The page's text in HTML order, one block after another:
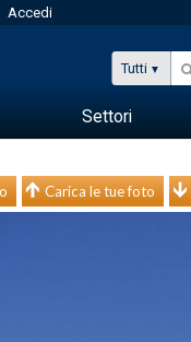
Accedi
Tutti
Settori
Carica le tue foto